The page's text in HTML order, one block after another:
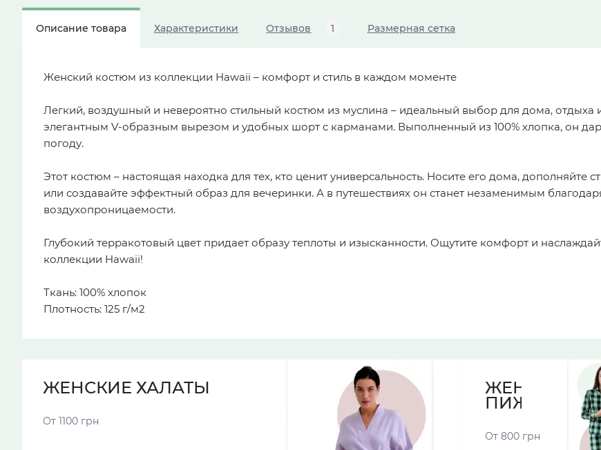
Описание товара Характеристики Отзывов 1 Размерная сетка
Женский костюм из коллекции Hawaii – комфорт и стиль в каждом моменте
Легкий, воздушный и невероятно стильный костюм из муслина – идеальный выбор для дома, отдыха
элегантным V-образным вырезом и удобных шорт с карманами. Выполненный из 100% хлопка, он
погоду.
Этот костюм – настоящая находка для тех, кто ценит универсальность. Носите его дома, дополняйте
или создавайте эффектный образ для вечеринки. А в путешествиях он станет незаменимым
воздухопроницаемости.
Глубокий терракотовый цвет придает образу теплоты и изысканности. Ощутите комфорт и
коллекции Hawaii!
Ткань: 100% хлопок
Плотность: 125 г/м2
ЖЕНСКИЕ ХАЛАТЫ
От 1100 грн
ЖЕНСКИЕ
ПИЖАМЫ
От 800 грн